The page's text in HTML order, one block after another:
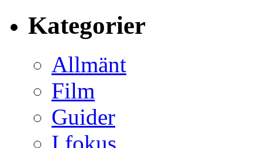
Kategorier
Allmänt
Film
Guider